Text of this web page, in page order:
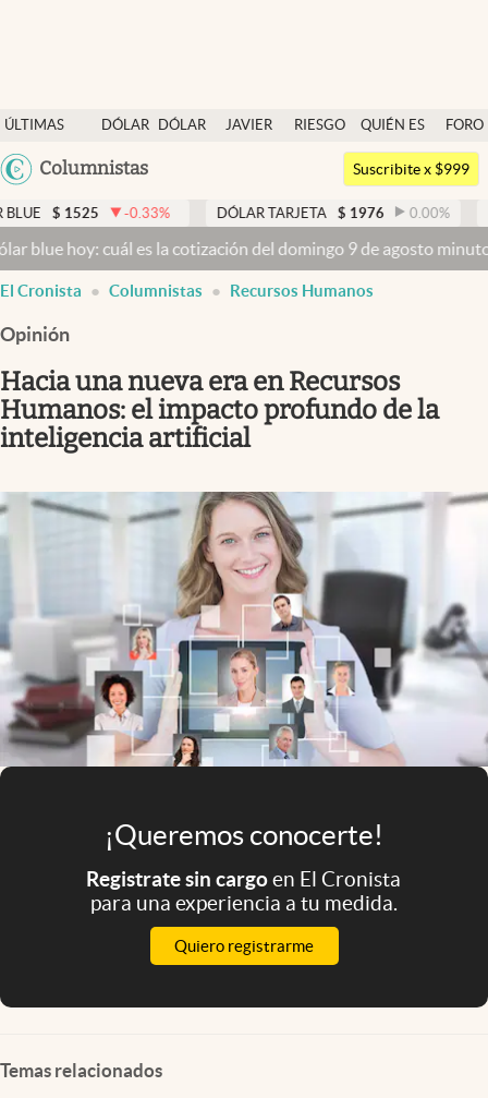
ÚLTIMAS
NOTICIAS
DÓLAR
DÓLAR
JAVIER
RIESGO
QUIÉN ES
QUIÉN
FORO
Argentina
México
Columnistas
Dólar
Members
Economía y Política
Finanzas y Mercados
Mercados Online
Negocios
Columnistas
Otras secciones
Apertura
Infotechnology
Mundial 2026
Eventos Corporativos
El Cronista Studio
Mediakit
Suscribite x $999
-0.33 % DÓLAR TARJETA $ 1976 0.00% DÓLAR MEP
es la cotización del domingo 9 de agosto minuto a minuto
El Cronista Columnistas Recursos Humanos
Opinión
Hacia una nueva era en Recursos
Humanos: el impacto profundo de la
inteligencia artificial
¡Queremos conocerte!
Registrate sin cargoen El Cronista
para una experiencia a tu medida.
Quiero registrarme
Temas relacionados